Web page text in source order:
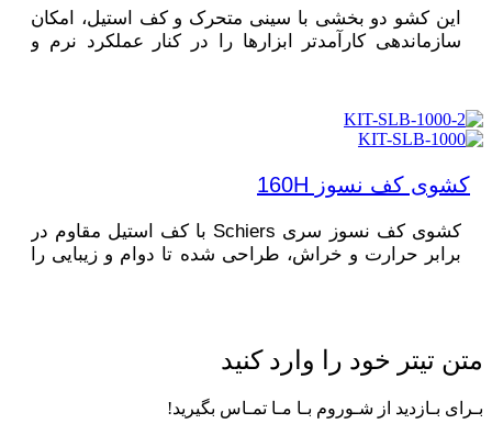
این کشو دو بخشی با سینی متحرک و کف استیل، امکان
سازماندهی کارآمدتر ابزارها را در کنار عملکرد نرم و
کشوی کف نسوز 160H
کشوی کف نسوز سری Schiers با کف استیل مقاوم در
برابر حرارت و خراش، طراحی شده تا دوام و زیبایی را
تیتر خود را وارد کنید
بـازدید از شـوروم بـا مـا تمـاس بگیرید!